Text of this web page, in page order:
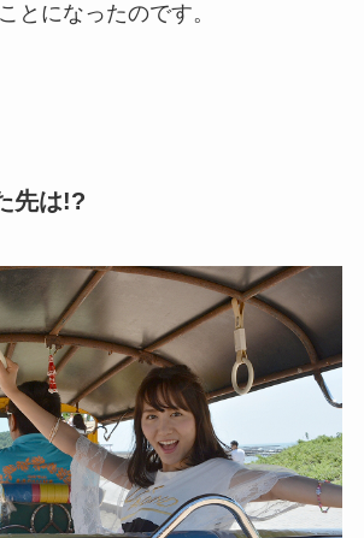
とになったのです。
先は!?